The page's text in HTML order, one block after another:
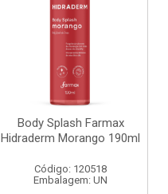
Body Splash Farmax
Hidraderm Morango 190ml
Código: 120518
Embalagem: UN